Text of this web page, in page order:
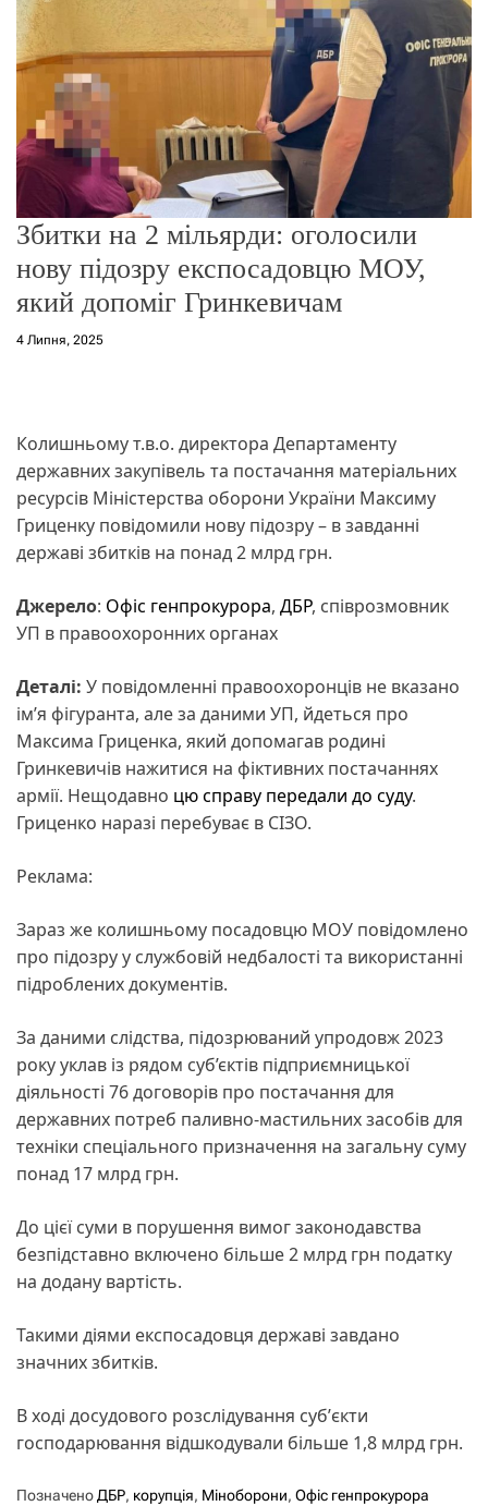
е
ж
Збитки на 2 мільярди: оголосили
нову підозру експосадовцю МОУ,
який допоміг Гринкевичам
4 Липня, 2025
Колишньому т.в.о. директора Департаменту
державних закупівель та постачання матеріальних
ресурсів Міністерства оборони України Максиму
Гриценку повідомили нову підозру – в завданні
державі збитків на понад 2 млрд грн.
Джерело: Офіс генпрокурора, ДБР, співрозмовник
УП в правоохоронних органах
Деталі: У повідомленні правоохоронців не вказано
ім’я фігуранта, але за даними УП, йдеться про
Максима Гриценка, який допомагав родині
Гринкевичів нажитися на фіктивних постачаннях
армії. Нещодавно цю справу передали до суду.
Гриценко наразі перебуває в СІЗО.
Реклама:
Зараз же колишньому посадовцю МОУ повідомлено
про підозру у службовій недбалості та використанні
підроблених документів.
За даними слідства, підозрюваний упродовж 2023
року уклав із рядом суб’єктів підприємницької
діяльності 76 договорів про постачання для
державних потреб паливно-мастильних засобів для
техніки спеціального призначення на загальну суму
понад 17 млрд грн.
До цієї суми в порушення вимог законодавства
безпідставно включено більше 2 млрд грн податку
на додану вартість.
Такими діями експосадовця державі завдано
значних збитків.
В ході досудового розслідування субʼєкти
господарювання відшкодували більше 1,8 млрд грн.
Позначено ДБР, корупція, Міноборони, Офіс генпрокурора